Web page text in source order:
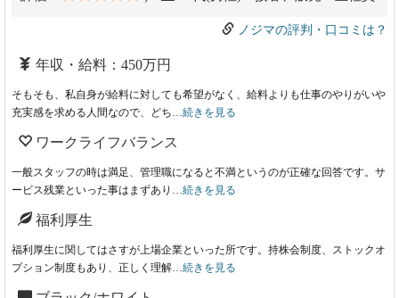
ノジマの評判・口コミは？
年収・給料：450万円
そもそも、私自身が給料に対しても希望がなく、給料よりも仕事のやりがいや
充実感を求める人間なので、どち…続きを見る
ワークライフバランス
一般スタッフの時は満足、管理職になると不満というのが正確な回答です。サ
ービス残業といった事はまずあり…続きを見る
福利厚生
福利厚生に関してはさすが上場企業といった所です。持株会制度、ストックオ
プション制度もあり、正しく理解…続きを見る